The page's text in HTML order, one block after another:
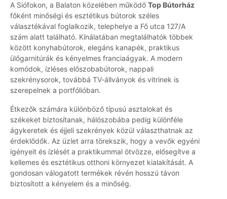
A Siófokon, a Balaton közelében működő Top Bútorház
főként minőségi és esztétikus bútorok széles
választékával foglalkozik, telephelye a Fő utca 127/A
szám alatt található. Kínálatában megtalálhatók többek
között konyhabútorok, elegáns kanapék, praktikus
ülőgarnitúrák és kényelmes franciaágyak. A modern
komódok, ízléses előszobabútorok, nappali
szekrénysorok, továbbá TV-állványok és vitrinek is
szerepelnek a portfólióban.
Étkezők számára különböző típusú asztalokat és
székeket biztosítanak, hálószobába pedig különféle
ágykeretek és éjjeli szekrények közül választhatnak az
érdeklődők. Az üzlet arra törekszik, hogy a vevők egyéni
igényeit és ízlését a praktikummal ötvözze, elősegítve a
kellemes és esztétikus otthoni környezet kialakítását. A
gondosan válogatott termékek révén hosszú távon
biztosított a kényelem és a minőség.